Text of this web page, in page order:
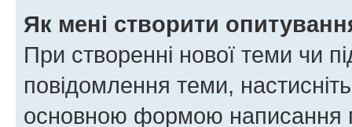
Як мені створити
При створенні нової теми чи
повідомлення теми,
основною формою написання